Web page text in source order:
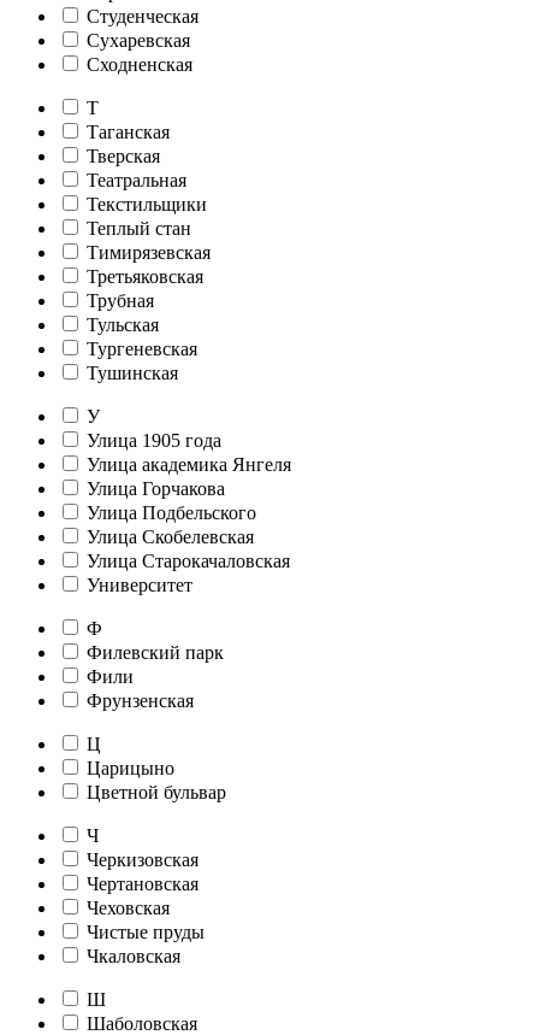
Студенческая
Сухаревская
Сходненская
Т
Таганская
Тверская
Театральная
Текстильщики
Теплый стан
Тимирязевская
Третьяковская
Трубная
Тульская
Тургеневская
Тушинская
У
Улица 1905 года
Улица академика Янгеля
Улица Горчакова
Улица Подбельского
Улица Скобелевская
Улица Старокачаловская
Университет
Ф
Филевский парк
Фили
Фрунзенская
Ц
Царицыно
Цветной бульвар
Ч
Черкизовская
Чертановская
Чеховская
Чистые пруды
Чкаловская
Ш
Шаболовская